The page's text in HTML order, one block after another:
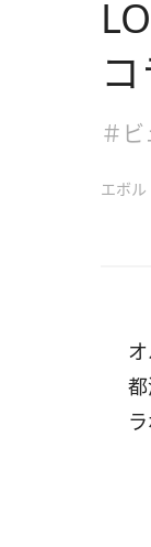
＃
エボル